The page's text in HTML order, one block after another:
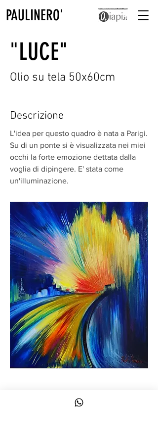
PAULINERO'
"LUCE"
Olio su tela 50x60cm
Descrizione
L'idea per questo quadro è nata a Parigi.
Su di un ponte si è visualizzata nei miei
occhi la forte emozione dettata dalla
voglia di dipingere. E' stata come
un'illuminazione.